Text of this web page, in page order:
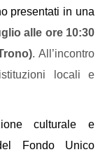
presentati in una
alle ore 10:30
. All’incontro
locali e
culturale e
Fondo Unico